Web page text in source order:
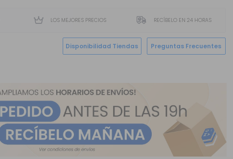
LOS MEJORES PRECIOS RECÍBELO EN 24 HORAS
Disponibilidad Tiendas Preguntas Frecuentes